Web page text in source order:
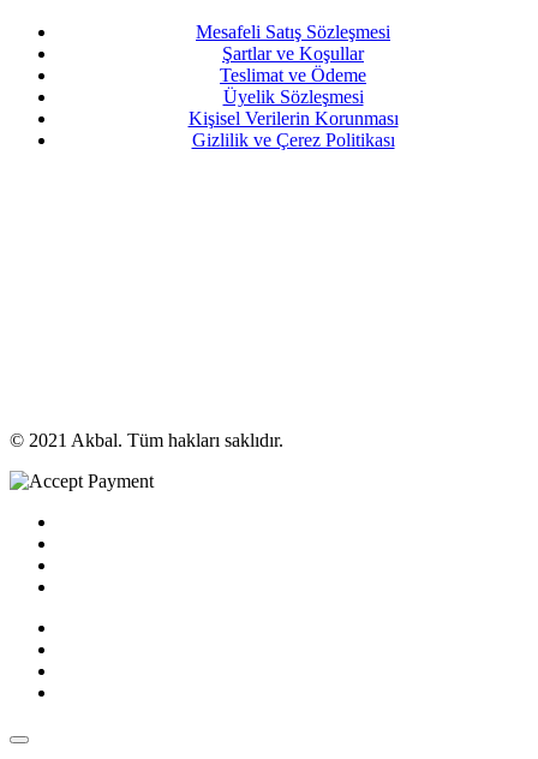
Mesafeli Satış Sözleşmesi
Şartlar ve Koşullar
Teslimat ve Ödeme
Üyelik Sözleşmesi
Kişisel Verilerin Korunması
Gizlilik ve Çerez Politikası
© 2021 Akbal. Tüm hakları saklıdır.